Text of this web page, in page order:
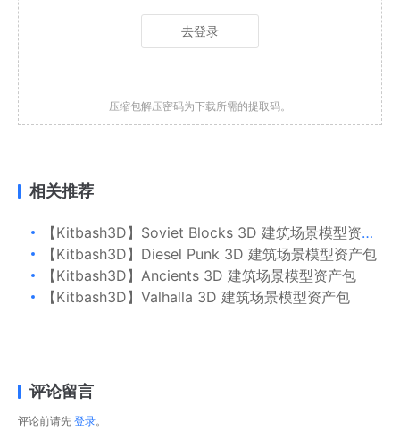
去登录
压缩包解压密码为下载所需的提取码。
相关推荐
【Kitbash3D】Soviet Blocks 3D 建筑场景模型资产包
【Kitbash3D】Diesel Punk 3D 建筑场景模型资产包
【Kitbash3D】Ancients 3D 建筑场景模型资产包
【Kitbash3D】Valhalla 3D 建筑场景模型资产包
评论留言
评论前请先 登录。